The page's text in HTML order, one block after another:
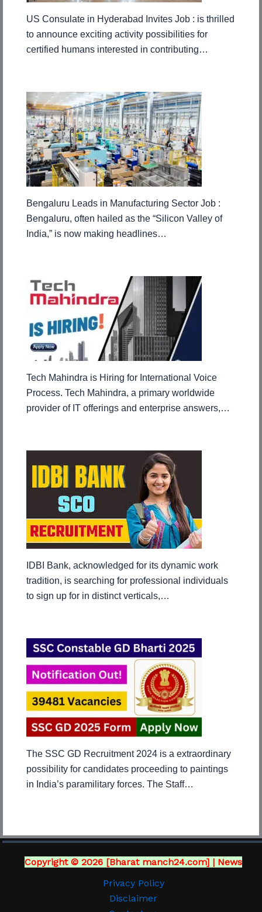
US Consulate in Hyderabad Invites Job : is thrilled
to announce exciting activity possibilities for
certified humans interested in contributing…
Bengaluru Leads in Manufacturing Sector Job :
Bengaluru, often hailed as the “Silicon Valley of
India,” is now making headlines…
Tech Mahindra is Hiring for International Voice
Process. Tech Mahindra, a primary worldwide
provider of IT offerings and enterprise answers,…
IDBI Bank, acknowledged for its dynamic work
tradition, is searching for professional individuals
to sign up for in distinct verticals,…
The SSC GD Recruitment 2024 is a extraordinary
possibility for candidates proceeding to paintings
in India’s paramilitary forces. The Staff…
Copyright © 2026 [Bharat manch24.com] | News
Privacy Policy
Disclaimer